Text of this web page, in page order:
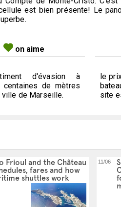
pour accéder au
un accès par temps de mer
pas.
:7 €
:5,5 €(à partir de 20
scolaires :40 €
(ressortissants de l’Union
handicapée et son
- Carte ICOM - Pass
au Frioul et au
tarifs et
est bien présente! Le
on aime
d'évasion à
centaines de mètres
ville de Marseille.
le
site
Frioul and the Château
fares and how
shuttles work
11/06